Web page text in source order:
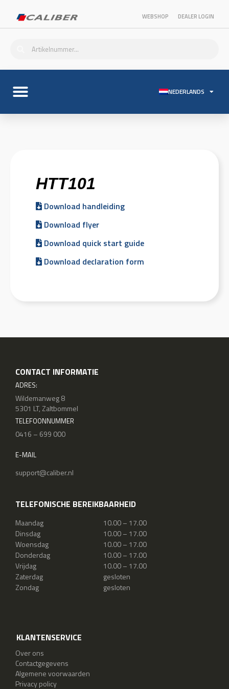
WEBSHOP DEALER LOGIN
NEDERLANDS
HTT101
Download handleiding
Download flyer
Download quick start guide
Download declaration form
CONTACT INFORMATIE
ADRES:
Wildemanweg 8
5301 LT, Zaltbommel
TELEFOONNUMMER
0416 – 699 000
E-MAIL
support@caliber.nl
TELEFONISCHE BEREIKBAARHEID
Maandag
10.00 – 17.00
Dinsdag
10.00 – 17.00
Woensdag
10.00 – 17.00
Donderdag
10.00 – 17.00
Vrijdag
10.00 – 17.00
Zaterdag
gesloten
Zondag
gesloten
KLANTENSERVICE
Over ons
Contactgegevens
Algemene voorwaarden
Privacy policy